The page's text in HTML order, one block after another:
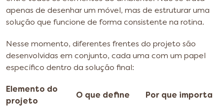
apenas de desenhar um móvel, mas de estruturar uma
solução que funcione de forma consistente na rotina.
Nesse momento, diferentes frentes do projeto são
desenvolvidas em conjunto, cada uma com um papel
específico dentro da solução final:
Elemento do
projeto
O que define Por que importa